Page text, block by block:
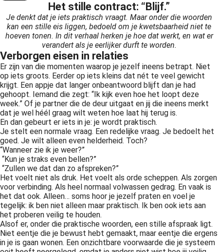
Het stille contract: “Blijf.”
Je denkt dat je iets praktisch vraagt. Maar onder die woorden
kan een stille eis liggen, bedoeld om je kwetsbaarheid niet te
hoeven tonen. In dit verhaal herken je hoe dat werkt, en wat er
verandert als je eerlijker durft te worden.
Verborgen eisen in relaties
Er zijn van die momenten waarop je jezelf ineens betrapt. Niet
op iets groots. Eerder op iets kleins dat nét te veel gewicht
krijgt. Een appje dat langer onbeantwoord blijft dan je had
gehoopt. Iemand die zegt: “Ik kijk even hoe het loopt deze
week.” Of je partner die de deur uitgaat en jij die ineens merkt
dat je wel héél graag wilt weten hoe laat hij terug is.
En dan gebeurt er iets in je: je wordt praktisch.
Je stelt een normale vraag. Een redelijke vraag. Je bedoelt het
goed. Je wilt alleen even helderheid. Toch?
“Wanneer zie ik je weer?”
“Kun je straks even bellen?”
“Zullen we dat dan zo afspreken?”
Het voelt niet als druk. Het voelt als orde scheppen. Als zorgen
voor verbinding. Als heel normaal volwassen gedrag. En vaak is
het dat ook. Alleen… soms hoor je jezelf praten en voel je
tegelijk: ik ben niet alleen maar praktisch. Ik ben ook iets aan
het proberen veilig te houden.
Alsof er, onder die praktische woorden, een stille afspraak ligt.
Niet eentje die je bewust hebt gemaakt, maar eentje die ergens
in je is gaan wonen. Een onzichtbare voorwaarde die je systeem